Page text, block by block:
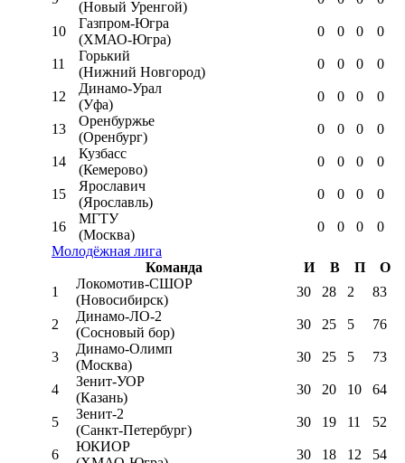
(Новый Уренгой)
10
Газпром-Югра
(ХМАО-Югра)
0 0 0 0
11
Горький
(Нижний Новгород)
0 0 0 0
12
Динамо-Урал
(Уфа)
0 0 0 0
13
Оренбуржье
(Оренбург)
0 0 0 0
14
Кузбасс
(Кемерово)
0 0 0 0
15
Ярославич
(Ярославль)
0 0 0 0
16
МГТУ
(Москва)
0 0 0
0
Молодёжная лига
Команда
И В П
О
1
Локомотив-CШОР
(Новосибирск)
30 28 2 83
2
Динамо-ЛО-2
(Сосновый бор)
30 25 5 76
3
Динамо-Олимп
(Москва)
30 25 5 73
4
Зенит-УОР
(Казань)
30 20 10 64
5
Зенит-2
(Санкт-Петербург)
30 19 11 52
6
ЮКИОР
30 18 12 54